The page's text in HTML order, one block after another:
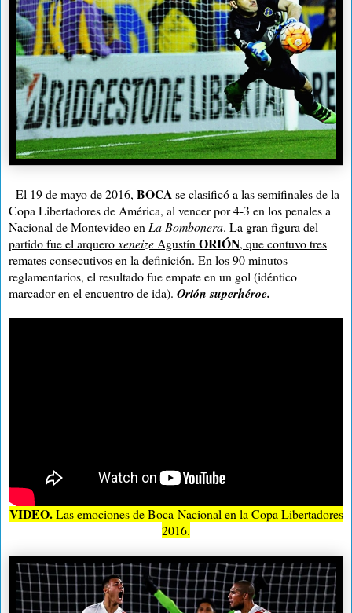
- El 19 de mayo de 2016, BOCAse clasificó a las semifinales de la
Copa Libertadores de América, al vencer por 4-3 en los penales a
Nacional de Montevideo en La Bombonera. La gran figura del
partido fue el arquero xeneize Agustín ORIÓN, que contuvo tres
remates consecutivos en la definición. En los 90 minutos
reglamentarios, el resultado fue empate en un gol (idéntico
marcador en el encuentro de ida). Orión superhéroe.
VIDEO.Las emociones de Boca-Nacional en la Copa Libertadores
2016.